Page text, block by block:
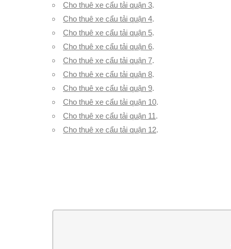
Cho thuê xe cẩu tải quận 3.
Cho thuê xe cẩu tải quận 4.
Cho thuê xe cẩu tải quận 5.
Cho thuê xe cẩu tải quận 6.
Cho thuê xe cẩu tải quận 7.
Cho thuê xe cẩu tải quận 8.
Cho thuê xe cẩu tải quận 9.
Cho thuê xe cẩu tải quận 10.
Cho thuê xe cẩu tải quận 11.
Cho thuê xe cẩu tải quận 12.